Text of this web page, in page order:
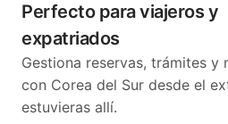
Perfecto para viajeros y
expatriados
Gestiona reservas, trámites y
con Corea del Sur desde el
estuvieras allí.